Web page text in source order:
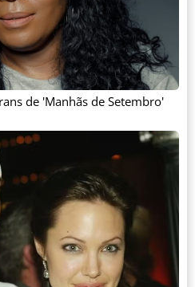
de 'Manhãs de Setembro'